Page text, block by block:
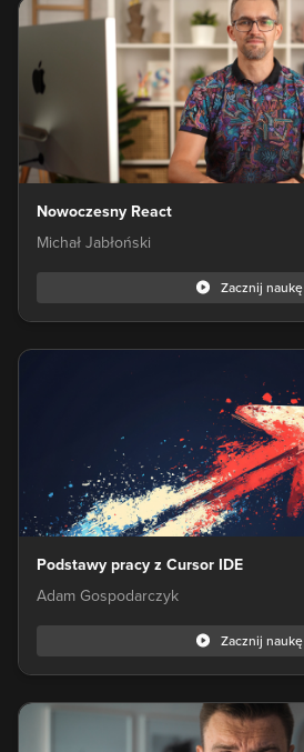
Nowoczesny React
Michał Jabłoński
Zacznij naukę
Podstawy pracy z Cursor IDE
Adam Gospodarczyk
Zacznij naukę